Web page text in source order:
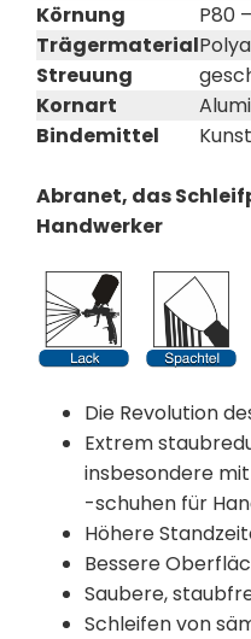
Körnung
P80
Trägermaterial
Streuung
Kornart
Bindemittel
Abranet, das
Handwerker
Die Revolution
Extrem
insbesondere
-schuhen für
Höhere
Bessere
Saubere,
Schleifen von